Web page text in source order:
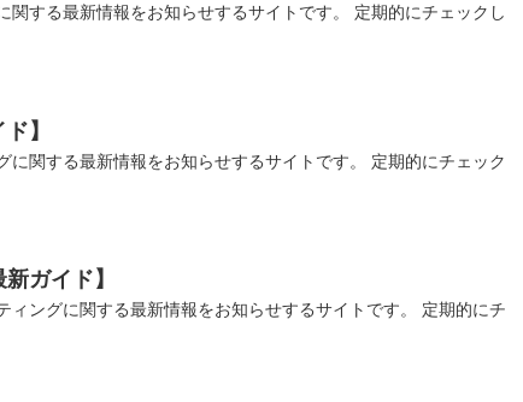
関する最新情報をお知らせするサイトです。 定期的にチェックし
】
に関する最新情報をお知らせするサイトです。 定期的にチェック
ガイド】
ィングに関する最新情報をお知らせするサイトです。 定期的にチ